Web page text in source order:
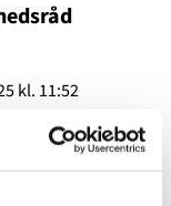
kl. 11:52